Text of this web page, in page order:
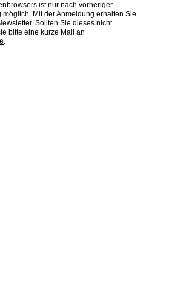
ist nur nach vorheriger
möglich. Mit der Anmeldung erhalten Sie
Sollten Sie dieses nicht
bitte eine kurze Mail an
.